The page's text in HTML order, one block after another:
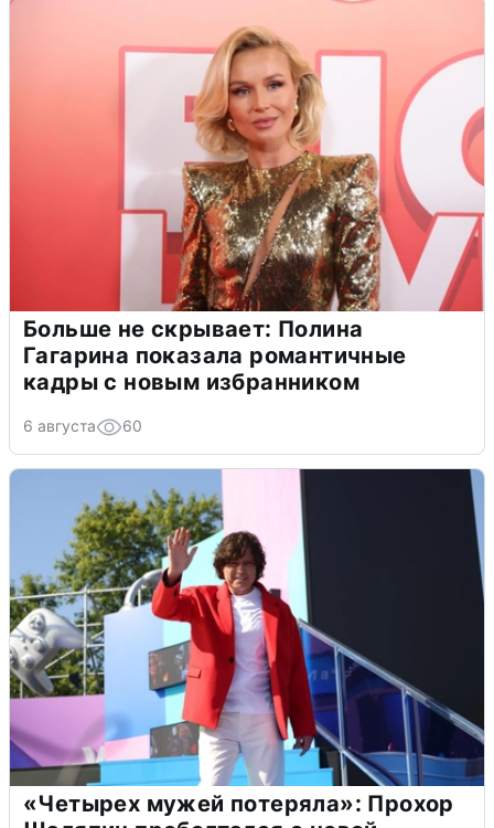
Больше не скрывает: Полина
Гагарина показала романтичные
кадры с новым избранником
6 августа 60
«Четырех мужей потеряла»: Прохор